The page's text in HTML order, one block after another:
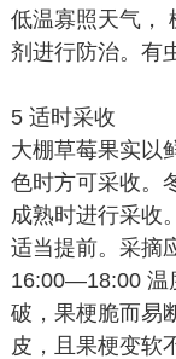
低温寡照天气，
剂进行防治。有
5 适时采收
大棚草莓果实以
色时方可采收。
成熟时进行采收
适当提前。采摘
16:00—18:00 温
破，果梗脆而易
皮，且果梗变软